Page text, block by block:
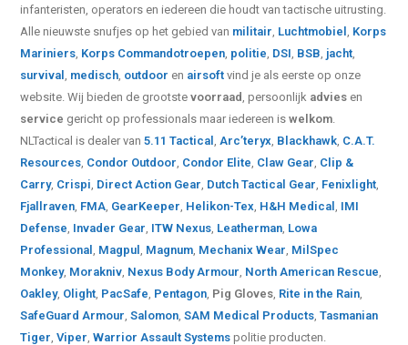
infanteristen, operators en iedereen die houdt van tactische uitrusting.
Alle nieuwste snufjes op het gebied van militair, Luchtmobiel, Korps
Mariniers, Korps Commandotroepen, politie, DSI, BSB, jacht,
survival, medisch, outdoor en airsoft vind je als eerste op onze
website.Wij bieden de grootstevoorraad, persoonlijk advies en
service gericht op professionals maar iedereen iswelkom.
NLTactical is dealer van5.11 Tactical,Arc’teryx, Blackhawk, C.A.T.
Resources, Condor Outdoor, Condor Elite, Claw Gear, Clip &
Carry, Crispi, Direct Action Gear, Dutch Tactical Gear, Fenixlight,
Fjallraven, FMA, GearKeeper, Helikon-Tex, H&H Medical, IMI
Defense, Invader Gear, ITW Nexus, Leatherman, Lowa
Professional, Magpul, Magnum, Mechanix Wear, MilSpec
Monkey, Morakniv, Nexus Body Armour, North American Rescue,
Oakley, Olight, PacSafe, Pentagon, Pig Gloves, Rite in the Rain,
SafeGuard Armour,Salomon,SAM Medical Products,Tasmanian
Tiger,Viper,Warrior Assault Systems politie producten.